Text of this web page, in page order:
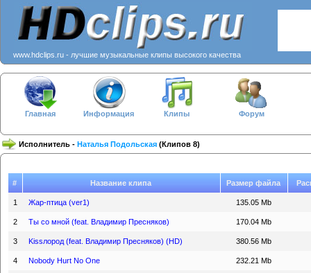
www.hdclips.ru - лучшие музыкальные клипы высокого качества
Главная Информация Клипы Форум
Исполнитель - Наталья Подольская (Клипов 8)
# Название клипа Размер файла
1 Жар-птица (ver1) 135.05 Mb
2 Ты со мной (feat. Владимир Пресняков) 170.04 Mb
3 Kissлород (feat. Владимир Пресняков) (HD) 380.56 Mb
4 Nobody Hurt No One 232.21 Mb